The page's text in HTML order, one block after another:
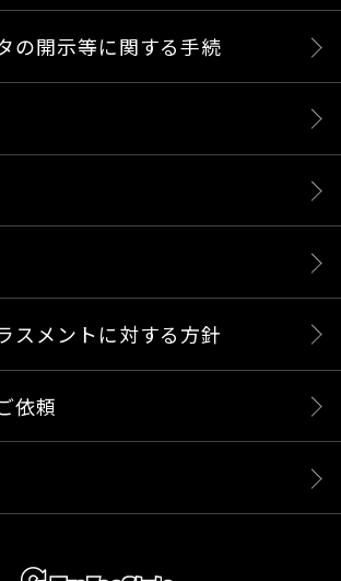
の開示等に関する手続
スメントに対する方針
依頼